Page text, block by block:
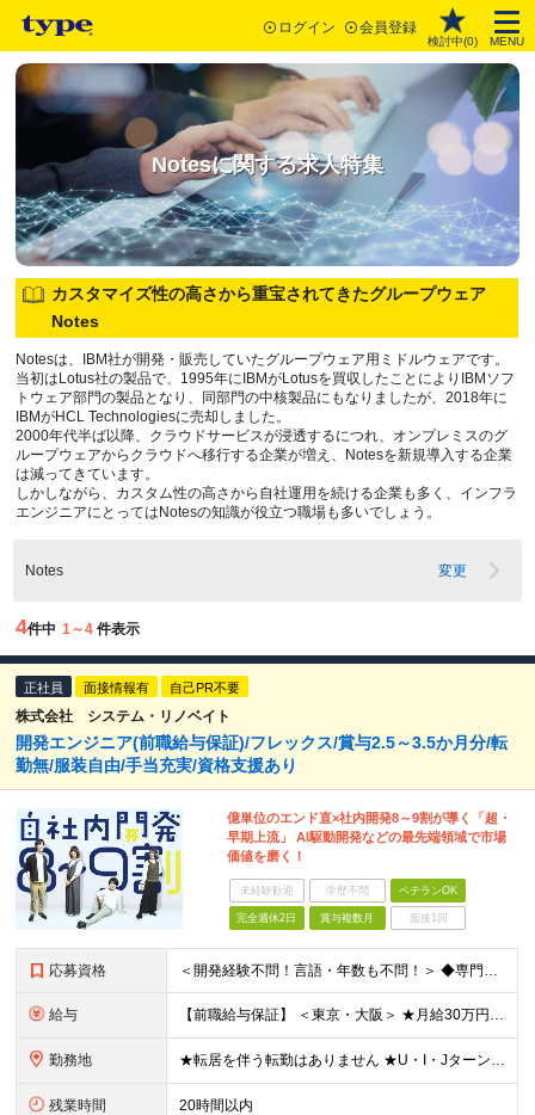
ログイン 会員登録
検討中(0) MENU
Notesに関する求人特集
カスタマイズ性の高さから重宝されてきたグループウェア
Notes
Notesは、IBM社が開発・販売していたグループウェア用ミドルウェアです。
当初はLotus社の製品で、1995年にIBMがLotusを買収したことによりIBMソフ
トウェア部門の製品となり、同部門の中核製品にもなりましたが、2018年に
IBMがHCL Technologiesに売却しました。
2000年代半ば以降、クラウドサービスが浸透するにつれ、オンプレミスのグ
ループウェアからクラウドへ移行する企業が増え、Notesを新規導入する企業
は減ってきています。
しかしながら、カスタム性の高さから自社運用を続ける企業も多く、インフラ
エンジニアにとってはNotesの知識が役立つ職場も多いでしょう。
Notes 変更
4件中 1～4 件表示
正社員 面接情報有 自己PR不要
株式会社 システム・リノベイト
開発エンジニア(前職給与保証)/フレックス/賞与2.5～3.5か月分/転
勤無/服装自由/手当充実/資格支援あり
億単位のエンド直×社内開発8～9割が導く「超・
早期上流」 AI駆動開発などの最先端領域で市場
価値を磨く！
未経験歓迎 学歴不問 ベテランOK
完全週休2日 賞与複数月 面接1回
応募資格 ＜開発経験不問！言語・年数も不問！＞ ◆専門卒以上 ◆IT業界で何らかの経験をお持ちの方 ※開発経験がなくても応募いただけます ※言語・年数は不問です ※ブランクなどある場合もご応募ください 【下記
給与 【前職給与保証】 ＜東京・大阪＞ ★月給30万円～35万円＋賞与年2回 ※経験・スキルを考慮し当社規定により決定します。 ※残業代全額支給（社員の声により今年度より固定残業なしになりました！） ※試用
勤務地 ★転居を伴う転勤はありません ★U・I・JターンOK！ ★広島支店を2026年11月新設予定 ★お客様先に常駐する案件でも、在宅OKの場合は自社オフィスに出社し、チームで相談しながら仕事を進めています
残業時間 20時間以内